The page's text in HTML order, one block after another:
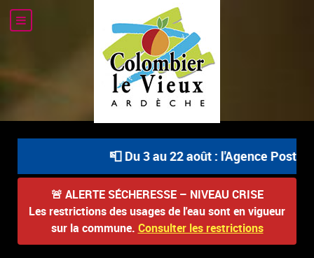
📮 Du 3 au 22 août : l'Agence
🚨 ALERTE SÉCHERESSE – NIVEAU CRISE
Les restrictions des usages de l'eau sont en vigueur
sur la commune. Consulter les restrictions